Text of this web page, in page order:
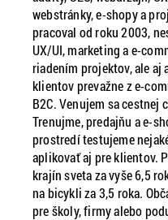
webstránky, e-shopy a
pracoval od roku 2003,
UX/UI, marketing a e-
riadením projektov, ale aj
klientov prevažne z e-
B2C. Venujem sa
Trenujme, predajňu a e-
prostredí testujeme
aplikovať aj pre klientov.
krajín sveta za vyše 6,5
na bicykli za 3,5 roka.
pre školy, firmy alebo